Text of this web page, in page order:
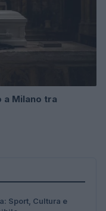
a Milano tra
Sport, Cultura e